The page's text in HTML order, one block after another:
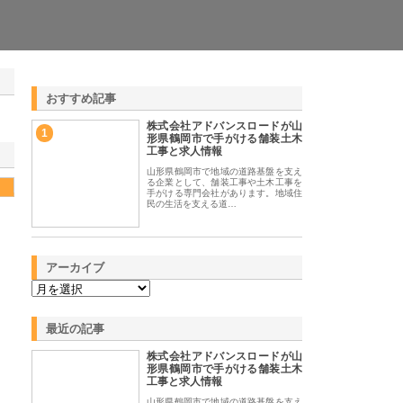
おすすめ記事
1
株式会社アドバンスロードが山
形県鶴岡市で手がける舗装土木
工事と求人情報
山形県鶴岡市で地域の道路基盤を支え
る企業として、舗装工事や土木工事を
手がける専門会社があります。地域住
民の生活を支える道…
アーカイブ
最近の記事
株式会社アドバンスロードが山
形県鶴岡市で手がける舗装土木
工事と求人情報